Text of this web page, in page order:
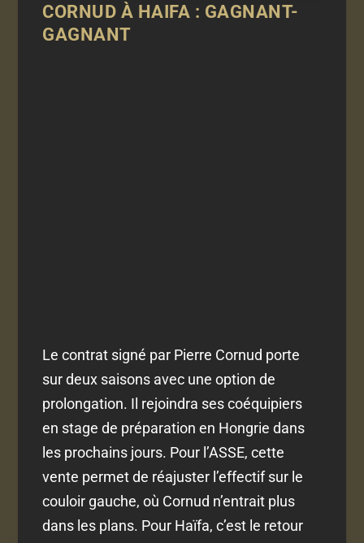
CORNUD À HAIFA : GAGNANT-
GAGNANT
Le contrat signé par Pierre Cornud porte
sur deux saisons avec une option de
prolongation. Il rejoindra ses coéquipiers
en stage de préparation en Hongrie dans
les prochains jours. Pour l’ASSE, cette
vente permet de réajuster l’effectif sur le
couloir gauche, où Cornud n’entrait plus
dans les plans. Pour Haïfa, c’est le retour